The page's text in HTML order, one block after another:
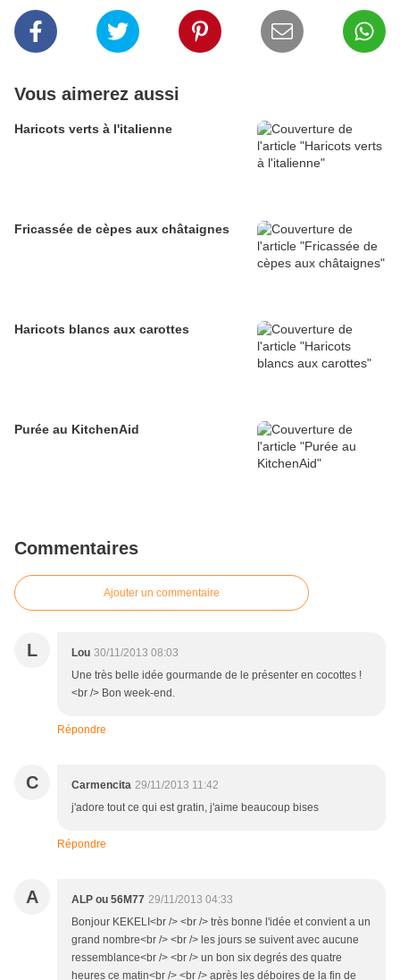
Vous aimerez aussi
Haricots verts à l'italienne
Fricassée de cèpes aux châtaignes
Haricots blancs aux carottes
Purée au KitchenAid
Commentaires
Ajouter un commentaire
L Lou 30/11/2013 08:03
Une très belle idée gourmande de le présenter en cocottes !
<br /> Bon week-end.
Répondre
C Carmencita 29/11/2013 11:42
j'adore tout ce qui est gratin, j'aime beaucoup bises
Répondre
A ALP ou 56M77 29/11/2013 04:33
Bonjour KEKELI<br /> <br /> très bonne l'idée et convient a un
grand nombre<br /> <br /> les jours se suivent avec aucune
ressemblance<br /> <br /> un bon six degrés des quatre
heures ce matin<br /> <br /> après les déboires de la fin de